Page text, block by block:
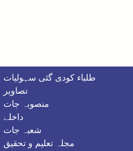
طلباء کودی گئی سہولیات
تصاویر
منصوبہ جات
داخلے
شعبہ جات
مجلہ تعلیم و تحقیق